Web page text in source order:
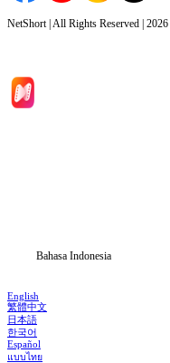
NetShort | All Rights Reserved | 2026
Bahasa Indonesia
English
繁體中文
日本語
한국어
Español
แบบไทย